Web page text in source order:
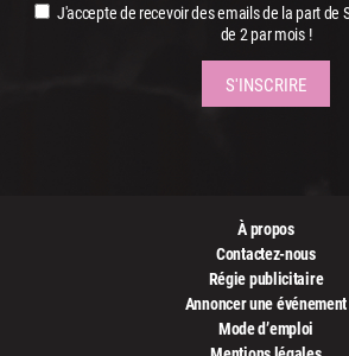
J'accepte de recevoir des emails de la part de
de 2 par mois !
À propos
Contactez-nous
Régie publicitaire
Annoncer une événement
Mode d’emploi